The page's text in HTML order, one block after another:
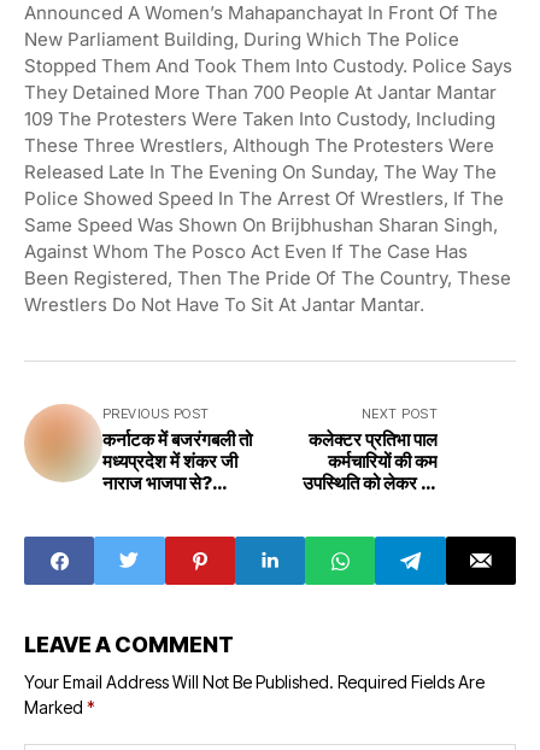
Announced A Women’s Mahapanchayat In Front Of The
New Parliament Building, During Which The Police
Stopped Them And Took Them Into Custody. Police Says
They Detained More Than 700 People At Jantar Mantar
109 The Protesters Were Taken Into Custody, Including
These Three Wrestlers, Although The Protesters Were
Released Late In The Evening On Sunday, The Way The
Police Showed Speed In The Arrest Of Wrestlers, If The
Same Speed Was Shown On Brijbhushan Sharan Singh,
Against Whom The Posco Act Even If The Case Has
Been Registered, Then The Pride Of The Country, These
Wrestlers Do Not Have To Sit At Jantar Mantar.
PREVIOUS POST
कर्नाटक में बजरंगबली तो
मध्यप्रदेश में शंकर जी
नाराज भाजपा से?
Shankarji angry
with BJP in
Madhya Pradesh?
NEXT POST
कलेक्टर प्रतिभा पाल
कर्मचारियों की कम
उपस्थिति को लेकर हुई
Pratibha Pal in
District Office
Naigarhi got
LEAVE A COMMENT
Your Email Address Will Not Be Published. Required Fields Are
Marked *